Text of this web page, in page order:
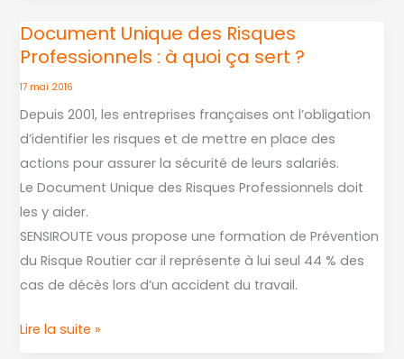
Document Unique des Risques
Professionnels : à quoi ça sert ?
17 mai 2016
Depuis 2001, les entreprises françaises ont l’obligation
d’identifier les risques et de mettre en place des
actions pour assurer la sécurité de leurs salariés.
Le Document Unique des Risques Professionnels doit
les y aider.
SENSIROUTE vous propose une formation de Prévention
du Risque Routier car il représente à lui seul 44 % des
cas de décès lors d’un accident du travail.
Document
Unique
des
Risques
Professionnels
à
quoi
ça
sert
Lire la suite »